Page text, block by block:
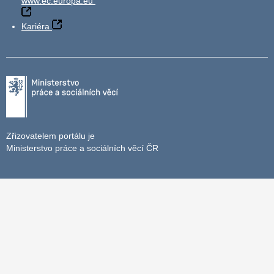
Kariéra
Zřizovatelem portálu je
Ministerstvo práce a sociálních věcí ČR